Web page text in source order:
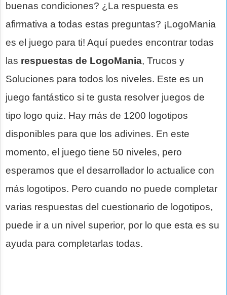
buenas condiciones? ¿La respuesta es
afirmativa a todas estas preguntas? ¡LogoMania
es el juego para ti! Aquí puedes encontrar todas
las respuestas de LogoMania, Trucos y
Soluciones para todos los niveles. Este es un
juego fantástico si te gusta resolver juegos de
tipo logo quiz. Hay más de 1200 logotipos
disponibles para que los adivines. En este
momento, el juego tiene 50 niveles, pero
esperamos que el desarrollador lo actualice con
más logotipos. Pero cuando no puede completar
varias respuestas del cuestionario de logotipos,
puede ir a un nivel superior, por lo que esta es su
ayuda para completarlas todas.